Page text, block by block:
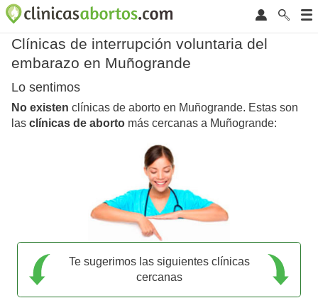
Clínicas de interrupción voluntaria del
embarazo en Muñogrande
Lo sentimos
No existen clínicas de aborto en Muñogrande. Estas son
las clínicas de aborto más cercanas a Muñogrande:
Te sugerimos las siguientes clínicas
cercanas